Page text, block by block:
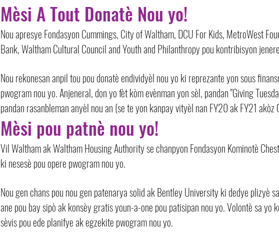
Mèsi A Tout Donatè Nou yo!
Nou apresye Fondasyon Cummings, City of Waltham, DCU For Kids, MetroWest
Bank, Waltham Cultural Council and Youth and Philanthropy pou kontribisyon
Nou rekonesan anpil tou pou donatè endividyèl nou yo ki reprezante yon sous
pwogram nou yo. Anjeneral, don yo fèt kòm evènman yon sèl, pandan "Giving
pandan rasanbleman anyèl nou an (se te yon kanpay vityèl nan FY20 ak FY21 akòz
Mèsi pou patnè nou yo!
Vil Waltham ak Waltham Housing Authority se chanpyon Fondasyon Kominotè
ki nesesè pou opere pwogram nou yo.
Nou gen chans pou nou gen patenarya solid ak Bentley University ki dedye plizyè
ane pou bay sipò ak konsèy gratis youn-a-one pou patisipan nou yo. Volontè sa yo
sèvis pou ede planifye ak egzekite pwogram nou yo.